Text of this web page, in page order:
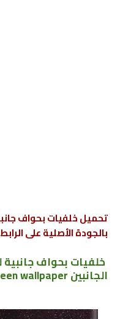
تحميل خلفيات بحواف
بالجودة الأصلية على
خلفيات بحواف جانبية
الجانبين Curved Screen wallpaper